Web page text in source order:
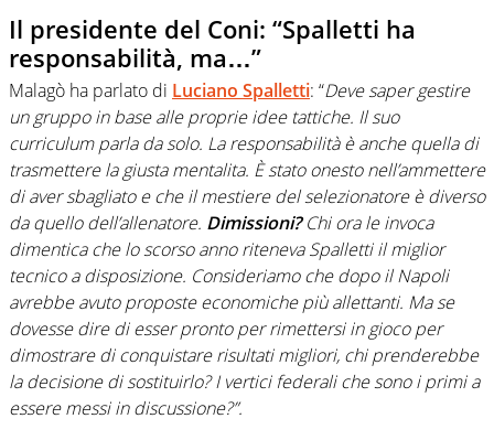
Il presidente del Coni: “Spalletti ha
responsabilità, ma…”
Malagò ha parlato di Luciano Spalletti: “Deve saper gestire
un gruppo in base alle proprie idee tattiche. Il suo
curriculum parla da solo. La responsabilità è anche quella di
trasmettere la giusta mentalita. È stato onesto nell’ammettere
di aver sbagliato e che il mestiere del selezionatore è diverso
da quello dell’allenatore. Dimissioni?Chi ora le invoca
dimentica che lo scorso anno riteneva Spalletti il miglior
tecnico a disposizione. Consideriamo che dopo il Napoli
avrebbe avuto proposte economiche più allettanti. Ma se
dovesse dire di esser pronto per rimettersi in gioco per
dimostrare di conquistare risultati migliori, chi prenderebbe
la decisione di sostituirlo? I vertici federali che sono i primi a
essere messi in discussione?”.